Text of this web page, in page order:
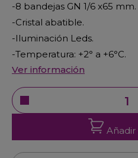
-8 bandejas GN 1/6 x65 mm.
-Cristal abatible.
-Iluminación Leds.
-Temperatura: +2° a +6°C.
Ver información
Añadir